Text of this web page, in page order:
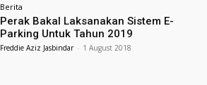
Berita
Perak Bakal Laksanakan Sistem E-
Parking Untuk Tahun 2019
Freddie Aziz Jasbindar - 1 August 2018